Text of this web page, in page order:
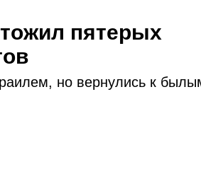
пятерых
но вернулись к